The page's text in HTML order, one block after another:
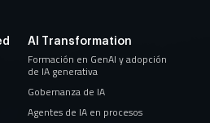
AI Transformation
Formación en GenAI y adopción
de IA generativa
Gobernanza de IA
Agentes de IA en procesos